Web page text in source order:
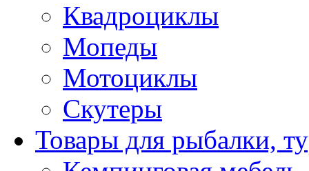
Квадроциклы
Мопеды
Мотоциклы
Скутеры
Товары для рыбалки,